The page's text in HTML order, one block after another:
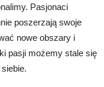
Pasjonaci
poszerzają swoje
nowe obszary i
pasji możemy stale się